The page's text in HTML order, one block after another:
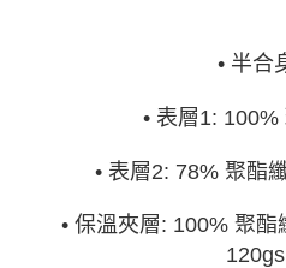
• 半合
• 表層1:
• 表層2: 78% 聚酯
• 保溫夾層: 100% 聚